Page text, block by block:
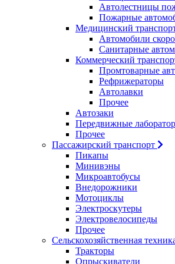
Автолестницы
Пожарные
Медицинский
Автомобили
Санитарные
Коммерческий
Промтоварные
Рефрижераторы
Автолавки
Прочее
Автозаки
Передвижные
Прочее
Пассажирский транспорт
Пикапы
Минивэны
Микроавтобусы
Внедорожники
Мотоциклы
Электроскутеры
Электровелосипеды
Прочее
Сельскохозяйственная
Тракторы
Опрыскиватели